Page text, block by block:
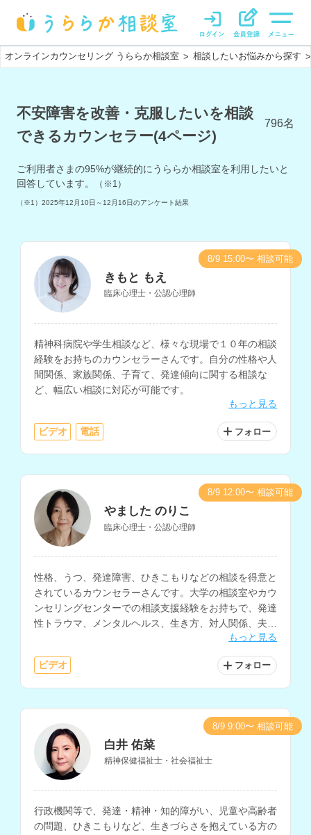
オンラインカウンセリング うららか相談室 > 相談したいお悩みから探す >
不安障害を改善・克服したいを相談
できるカウンセラー(4ページ)
796名
ご利用者さまの95%が継続的にうららか相談室を利用したいと
回答しています。
（※1）
（※1） 2025年12月10日～12月16日のアンケート結果
きもと もえ
臨床心理士・公認心理師
精神科病院や学生相談など、様々な現場で１０年の相談
経験をお持ちのカウンセラーさんです。自分の性格や人
間関係、家族関係、子育て、発達傾向に関する相談な
ど、幅広い相談に対応が可能です。
もっと見る
ビデオ 電話 フォロー
8/9 15:00〜 相談可能
やました のりこ
臨床心理士・公認心理師
性格、うつ、発達障害、ひきこもりなどの相談を得意と
されているカウンセラーさんです。大学の相談室やカウ
ンセリングセンターでの相談支援経験をお持ちで、発達
性トラウマ、メンタルヘルス、生き方、対人関係、夫
婦・家族関係などの相談に対応されています。もっと見る
ビデオ フォロー
8/9 12:00〜 相談可能
白井 佑菜
精神保健福祉士・社会福祉士
行政機関等で、発達・精神・知的障がい、児童や高齢者
の問題、ひきこもりなど、生きづらさを抱えている方の
8/9 9:00〜 相談可能